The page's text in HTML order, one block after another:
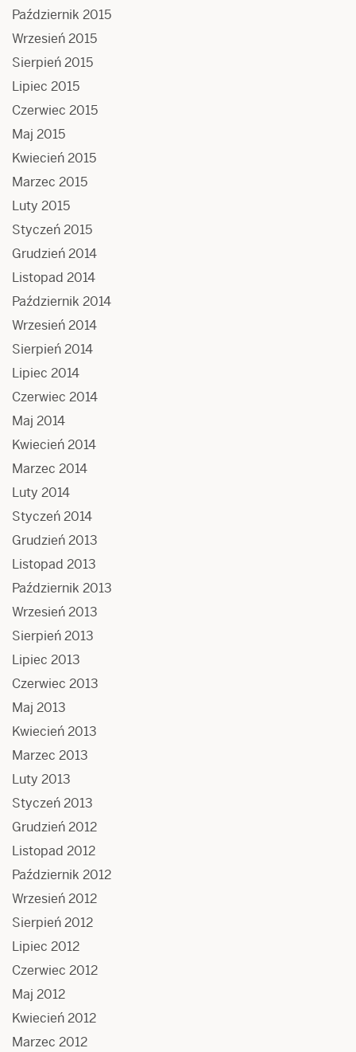
Październik 2015
Wrzesień 2015
Sierpień 2015
Lipiec 2015
Czerwiec 2015
Maj 2015
Kwiecień 2015
Marzec 2015
Luty 2015
Styczeń 2015
Grudzień 2014
Listopad 2014
Październik 2014
Wrzesień 2014
Sierpień 2014
Lipiec 2014
Czerwiec 2014
Maj 2014
Kwiecień 2014
Marzec 2014
Luty 2014
Styczeń 2014
Grudzień 2013
Listopad 2013
Październik 2013
Wrzesień 2013
Sierpień 2013
Lipiec 2013
Czerwiec 2013
Maj 2013
Kwiecień 2013
Marzec 2013
Luty 2013
Styczeń 2013
Grudzień 2012
Listopad 2012
Październik 2012
Wrzesień 2012
Sierpień 2012
Lipiec 2012
Czerwiec 2012
Maj 2012
Kwiecień 2012
Marzec 2012